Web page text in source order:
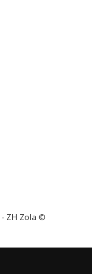
- ZH Zola ©